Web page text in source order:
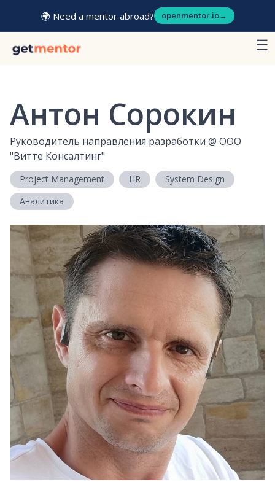
🌍 Need a mentor abroad? openmentor.io→
☰
Антон Сорокин
Руководитель направления разработки @ ООО
"Витте Консалтинг"
Project Management HR
System Design
Аналитика